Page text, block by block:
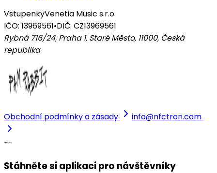
VstupenkyVenetia Music s.r.o.
IČO: 13969561•DIČ: CZ13969561
Rybná 716/24, Praha 1, Staré Město, 11000, Česká
republika
Obchodní podmínky a zásady info@nfctron.com
Stáhněte si aplikaci pro návštěvníky